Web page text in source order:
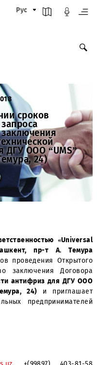
Рус
2018
сроков
запроса
заключения
технической
ДГУ ООО
24)
Ташкент, пр-т А.
проведения
заключения
антифриз для